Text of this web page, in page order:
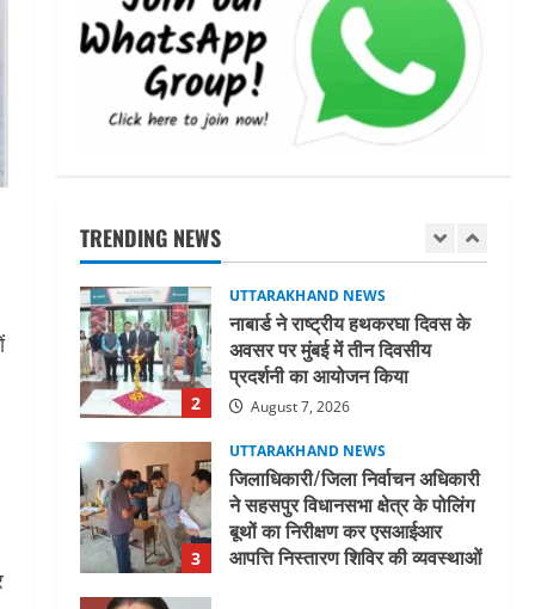
TRENDING NEWS
1
धामी कैबिनेट ने लिए कई महत्वपूर्ण
निर्णय, अब सामान्य वर्ग के पशुपालकों
को भी गाय एवं भैंस खरीद पर मिलेगा
अनुदान, मजदूरी संहिता
नियमावली-2026 को मिली मंजूरी
August 7, 2026
2
UTTARAKHAND NEWS
3
UTTARAKHAND NEWS
जिलाधिकारी/जिला निर्वाचन अधिकारी
ने सहसपुर विधानसभा क्षेत्र के पोलिंग
बूथों का निरीक्षण कर एसआईआर
आपत्ति निस्तारण शिविर की व्यवस्थाओं
August 6, 2026
4
UTTARAKHAND NEWS
तीलू रौतेली पुरस्कार के लिए 13
वीरांगनाओं का चयन : रेखा आर्या
August 6, 2026